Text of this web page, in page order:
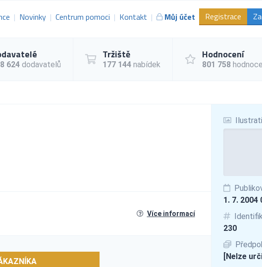
Novinky Centrum pomoci Kontakt Můj účet Registrace
624 dodavatelů
Tržiště
177 144 nabídek
Hodnocení
801 758
1. 7. 2004
230
[Nelze
Více informací